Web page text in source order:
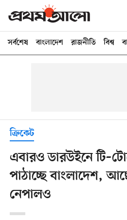
সর্বশেষ বাংলাদেশ রাজনীতি বিশ্ব
ক্রিকেট
এবারও ডারউইনে
পাঠাচ্ছে বাংলাদেশ,
নেপালও